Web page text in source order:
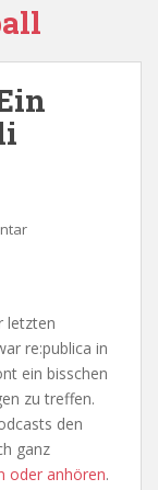
letzten
re:publica in
ein bisschen
zu treffen.
den
ganz
oder anhören.